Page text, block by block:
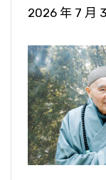
2026 年 7 月